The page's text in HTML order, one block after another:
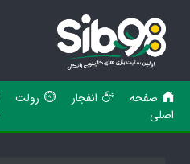
صفحه
اصلی
انفجار رولت